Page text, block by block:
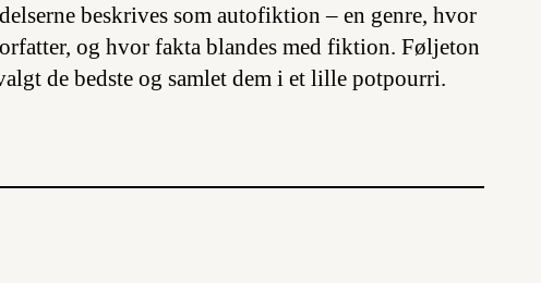
beskrives som autofiktion – en genre, hvor
og hvor fakta blandes med fiktion. Føljeton
de bedste og samlet dem i et lille potpourri.